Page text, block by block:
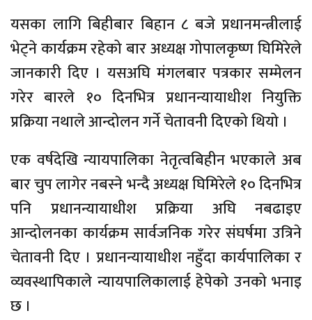
यसका लागि बिहीबार बिहान ८ बजे प्रधानमन्त्रीलाई
भेट्ने कार्यक्रम रहेको बार अध्यक्ष गोपालकृष्ण घिमिरेले
जानकारी दिए । यसअघि मंगलबार पत्रकार सम्मेलन
गरेर बारले १० दिनभित्र प्रधानन्यायाधीश नियुक्ति
प्रक्रिया नथाले आन्दोलन गर्ने चेतावनी दिएको थियो ।
एक वर्षदेखि न्यायपालिका नेतृत्वबिहीन भएकाले अब
बार चुप लागेर नबस्ने भन्दै अध्यक्ष घिमिरेले १० दिनभित्र
पनि प्रधानन्यायाधीश प्रक्रिया अघि नबढाइए
आन्दोलनका कार्यक्रम सार्वजनिक गरेर संघर्षमा उत्रिने
चेतावनी दिए । प्रधानन्यायाधीश नहुँदा कार्यपालिका र
व्यवस्थापिकाले न्यायपालिकालाई हेपेको उनको भनाइ
छ ।